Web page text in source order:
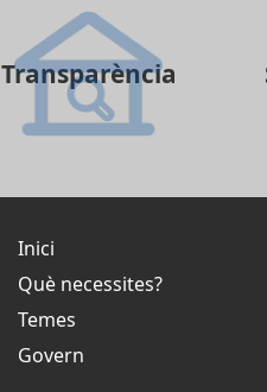
Transparència
Inici
Què necessites?
Temes
Govern